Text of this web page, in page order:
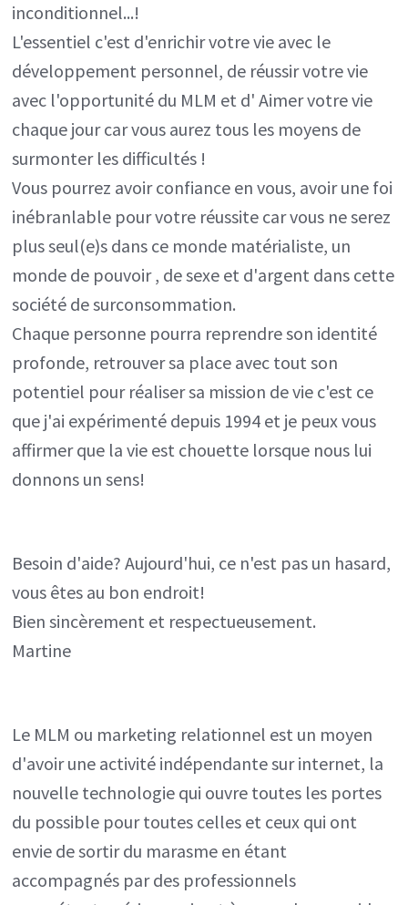
inconditionnel...!
L'essentiel c'est d'enrichir votre vie avec le
développement personnel, de réussir votre vie
avec l'opportunité du MLM et d' Aimer votre vie
chaque jour car vous aurez tous les moyens de
surmonter les difficultés !
Vous pourrez avoir confiance en vous, avoir une foi
inébranlable pour votre réussite car vous ne serez
plus seul(e)s dans ce monde matérialiste, un
monde de pouvoir , de sexe et d'argent dans cette
société de surconsommation.
Chaque personne pourra reprendre son identité
profonde, retrouver sa place avec tout son
potentiel pour réaliser sa mission de vie c'est ce
que j'ai expérimenté depuis 1994 et je peux vous
affirmer que la vie est chouette lorsque nous lui
donnons un sens!
Besoin d'aide? Aujourd'hui, ce n'est pas un hasard,
vous êtes au bon endroit!
Bien sincèrement et respectueusement.
Martine
Le MLM ou marketing relationnel est un moyen
d'avoir une activité indépendante sur internet, la
nouvelle technologie qui ouvre toutes les portes
du possible pour toutes celles et ceux qui ont
envie de sortir du marasme en étant
accompagnés par des professionnels